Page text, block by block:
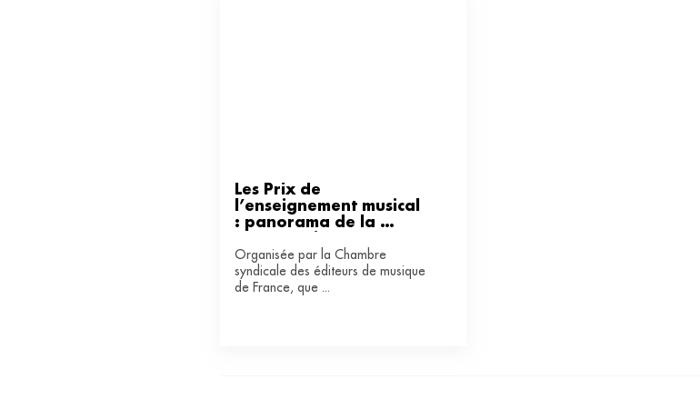
Les Prix de
l’enseignement musical
: panorama de la
Organisée par la Chambre
syndicale des éditeurs de musique
de France, que ...